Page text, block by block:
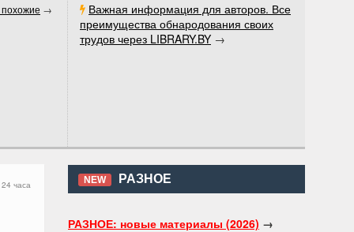
Важная информация для авторов. Все
преимущества обнародования своих
трудов через LIBRARY.BY →
→
NEW РАЗНОЕ
РАЗНОЕ: новые материалы (2026) →
24 часа